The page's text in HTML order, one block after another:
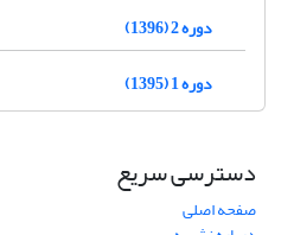
دوره 2 (1396)
دوره 1 (1395)
دسترسی سریع
صفحه اصلی